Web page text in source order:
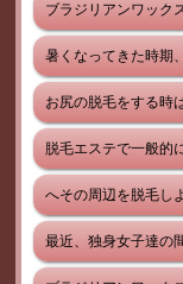
ブラジリアンワック
暑くなってきた時期
お尻の脱毛をする時
脱毛エステで一般的
へその周辺を脱毛し
最近、独身女子達の